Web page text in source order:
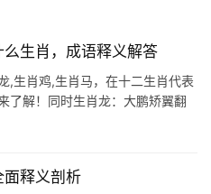
生肖，成语释义解答
,生肖鸡,生肖马，在十二生肖代表
了解！同时生肖龙：大鹏矫翼翻
唯一的神兽，天生自带贵气，
面释义剖析